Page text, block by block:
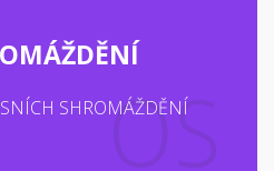
SHROMÁŽDĚNÍ